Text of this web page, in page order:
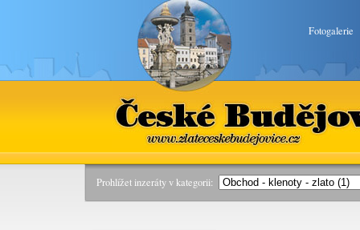
Fotogalerie
České Budějovice
www.zlateceskebudejovice.cz
Prohlížet inzeráty v kategorii: